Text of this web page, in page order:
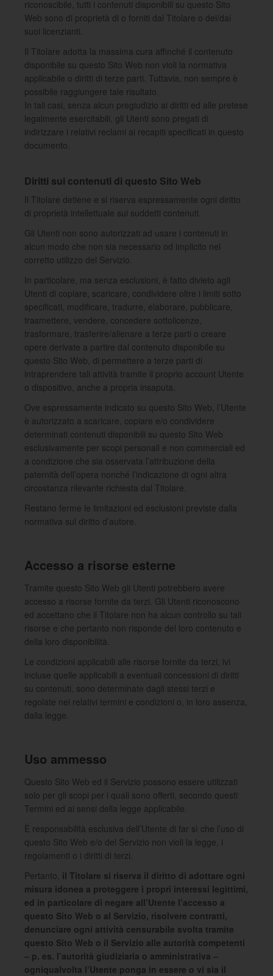
riconoscibile, tutti i contenuti disponibili su questo Sito
Web sono di proprietà di o forniti dal Titolare o dei/dai
suoi licenzianti.
Il Titolare adotta la massima cura affinché il contenuto
disponibile su questo Sito Web non violi la normativa
applicabile o diritti di terze parti. Tuttavia, non sempre è
possibile raggiungere tale risultato.
In tali casi, senza alcun pregiudizio ai diritti ed alle pretese
legalmente esercitabili, gli Utenti sono pregati di
indirizzare i relativi reclami ai recapiti specificati in questo
documento.
Diritti sui contenuti di questo Sito Web
Il Titolare detiene e si riserva espressamente ogni diritto
di proprietà intellettuale sui suddetti contenuti.
Gli Utenti non sono autorizzati ad usare i contenuti in
alcun modo che non sia necessario od implicito nel
corretto utilizzo del Servizio.
In particolare, ma senza esclusioni, è fatto divieto agli
Utenti di copiare, scaricare, condividere oltre i limiti sotto
specificati, modificare, tradurre, elaborare, pubblicare,
trasmettere, vendere, concedere sottolicenze,
trasformare, trasferire/alienare a terze parti o creare
opere derivate a partire dal contenuto disponibile su
questo Sito Web, di permettere a terze parti di
intraprendere tali attività tramite il proprio account Utente
o dispositivo, anche a propria insaputa.
Ove espressamente indicato su questo Sito Web, l’Utente
è autorizzato a scaricare, copiare e/o condividere
determinati contenuti disponibili su questo Sito Web
esclusivamente per scopi personali e non commerciali ed
a condizione che sia osservata l’attribuzione della
paternità dell’opera nonché l’indicazione di ogni altra
circostanza rilevante richiesta dal Titolare.
Restano ferme le limitazioni ed esclusioni previste dalla
normativa sul diritto d’autore.
Accesso a risorse esterne
Tramite questo Sito Web gli Utenti potrebbero avere
accesso a risorse fornite da terzi. Gli Utenti riconoscono
ed accettano che il Titolare non ha alcun controllo su tali
risorse e che pertanto non risponde del loro contenuto e
della loro disponibilità.
Le condizioni applicabili alle risorse fornite da terzi, ivi
incluse quelle applicabili a eventuali concessioni di diritti
su contenuti, sono determinate dagli stessi terzi e
regolate nei relativi termini e condizioni o, in loro assenza,
dalla legge.
Uso ammesso
Questo Sito Web ed il Servizio possono essere utilizzati
solo per gli scopi per i quali sono offerti, secondo questi
Termini ed ai sensi della legge applicabile.
È responsabilità esclusiva dell’Utente di far sì che l’uso di
questo Sito Web e/o del Servizio non violi la legge, i
regolamenti o i diritti di terzi.
Pertanto, il Titolare si riserva il diritto di adottare ogni
misura idonea a proteggere i propri interessi legittimi,
ed in particolare di negare all’Utente l’accesso a
questo Sito Web o al Servizio, risolvere contratti,
denunciare ogni attività censurabile svolta tramite
questo Sito Web o il Servizio alle autorità competenti
– p. es. l’autorità giudiziaria o amministrativa –
ogniqualvolta l’Utente ponga in essere o vi sia il